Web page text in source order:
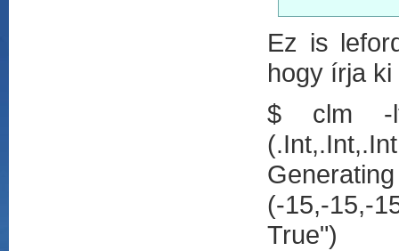
Ez is
hogy írja
$ clm -
(-15,-15,-
True")